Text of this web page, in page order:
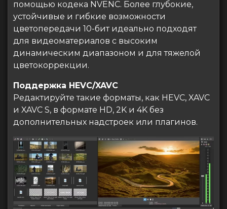
помощью кодека NVENC. Более глубокие,
устойчивые и гибкие возможности
цветопередачи 10-бит идеально подходят
для видеоматериалов с высоким
динамическим диапазоном и для тяжелой
цветокоррекции.
Поддержка HEVC/XAVC
Редактируйте такие форматы, как HEVC, XAVC
и XAVC S, в формате HD, 2K и 4K без
дополнительных надстроек или плагинов.